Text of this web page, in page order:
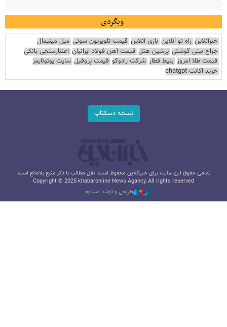
وبگردی
خبرآنلاین راه نو آنلاین بازی آنلاین قیمت تلویزیون سونی مبل مینیمال
جراح بینی گوشتی پرشین هتل قیمت آهن فولاد ایرانیان اعتبارسنجی بانکی
قیمت طلا امروز بلیط قطار شرکت رادوکو قیمت پروفیل سایت یوتوتایمز
خرید اکانت chatgpt
نسخه دسکتاپ
تمامی حقوق این سایت برای خبرآنلاین محفوظ است. نقل مطالب با ذکر منبع بلامانع است.
Copyright © 2025 khabaronline News Agancy, All rights reserved
طراحی و تولید: نستوه